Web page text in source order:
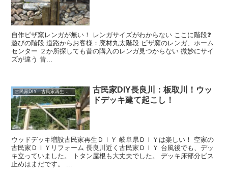
自作ピザ窯レンガが無い！ レンガサイズがわからない ここに階段❓
遊びの階段 道路からお客様：廃材丸太階段 ピザ窯のレンガ、ホーム
センター ２か所探しても昔の購入のレンガ見つからない 微妙にサイ
ズが違う 昔...
古民家DIY長良川：板取川！ウッ
ドデッキ建て起こし！
ウッドデッキ増設古民家再生ＤＩＹ 岐阜県ＤＩＹは楽しい！ 空家の
古民家ＤＩＹリフォーム 長良川近く古民家ＤＩＹ 台風後でも、デッ
キ立っていました。 トタン屋根も大丈夫でした。 デッキ床部分ビス
止めはまだです。 ...